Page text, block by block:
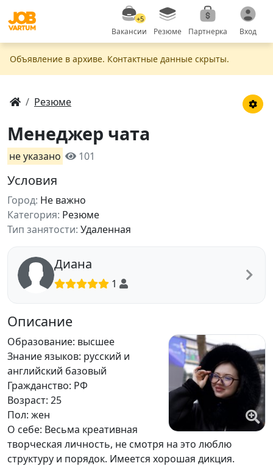
+5
Вакансии Резюме Партнерка Вход
Объявление в apxивe. Контактные данные скрыты.
Резюме
Менеджер чата
не указано 101
Условия
Город: Не важно
Категория: Резюме
Тип занятости: Удаленная
Диана
1
Описание
Образование: высшее
Знание языков: русский и
английский базовый
Гражданство: РФ
Возраст: 25
Пол: жен
О себе: Весьма креативная
творческая личность, не смотря на это люблю
структуру и порядок. Имеется хорошая дикция.